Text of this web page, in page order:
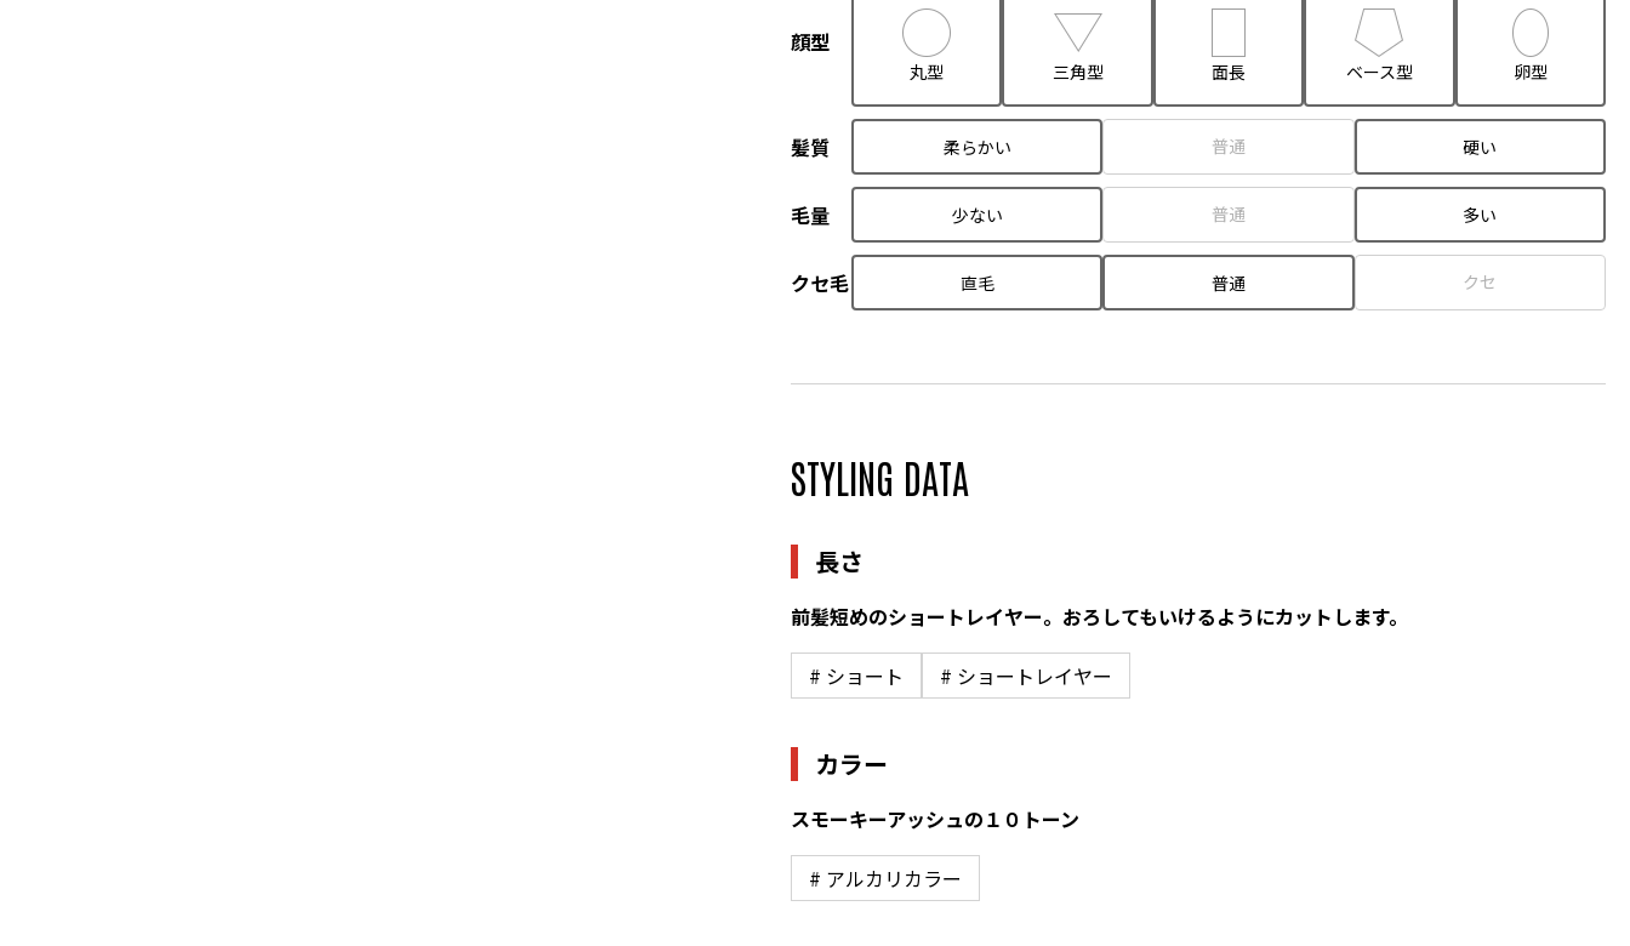
顔型
丸型 三角型 面長 ベース型 卵型
髪質 柔らかい 普通 硬い
毛量 少ない 普通 多い
クセ毛 直毛 普通 クセ
STYLING DATA
長さ
前髪短めのショートレイヤー。おろしてもいけるようにカットします。
# ショート # ショートレイヤー
カラー
スモーキーアッシュの１０トーン
# アルカリカラー